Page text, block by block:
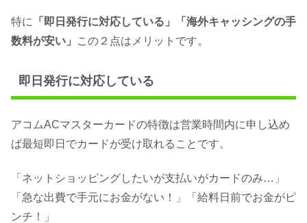
特に
「即日発行に対応している」「海外キャッシングの手
数料が安い」
この２点はメリットです。
即日発行に対応している
アコムACマスターカードの特徴は営業時間内に申し込め
ば最短即日でカードが受け取れることです。
「ネットショッピングしたいが支払いがカードのみ…」
「急な出費で手元にお金がない！」「給料日前でお金がピ
ンチ！」